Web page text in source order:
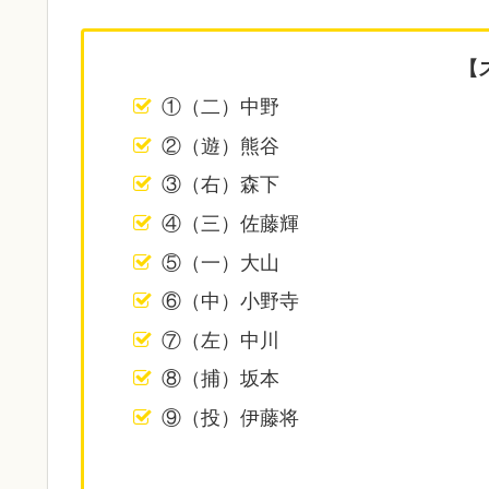
①（二）中野
②（遊）熊谷
③（右）森下
④（三）佐藤輝
⑤（一）大山
⑥（中）小野寺
⑦（左）中川
⑧（捕）坂本
⑨（投）伊藤将